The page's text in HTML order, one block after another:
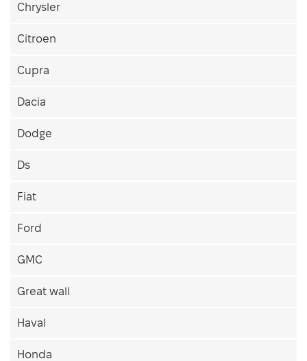
Chrysler
Citroen
Cupra
Dacia
Dodge
Ds
Fiat
Ford
GMC
Great wall
Haval
Honda